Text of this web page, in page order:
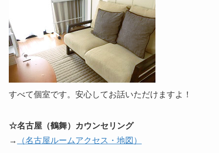
すべて個室です。安心してお話いただけますよ！
☆名古屋（鶴舞）カウンセリング
→
（名古屋ルームアクセス・地図）